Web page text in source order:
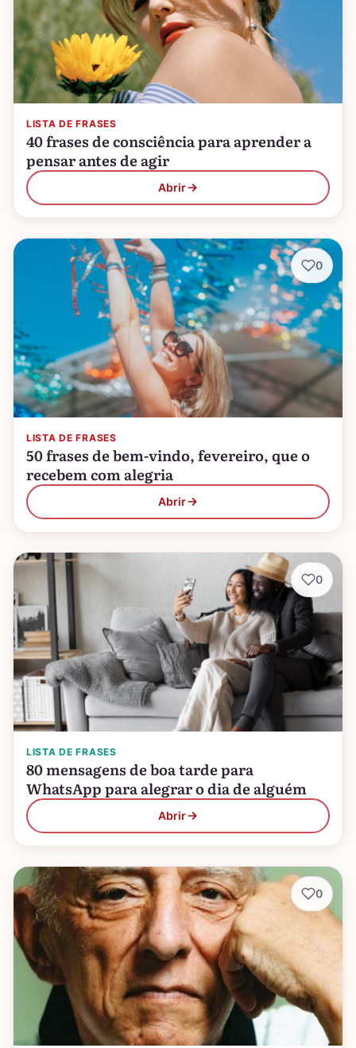
LISTA DE FRASES
40 frases de consciência para aprender a
pensar antes de agir
Abrir
LISTA DE FRASES
50 frases de bem-vindo, fevereiro, que o
recebem com alegria
Abrir
0
LISTA DE FRASES
80 mensagens de boa tarde para
WhatsApp para alegrar o dia de alguém
Abrir
0
0